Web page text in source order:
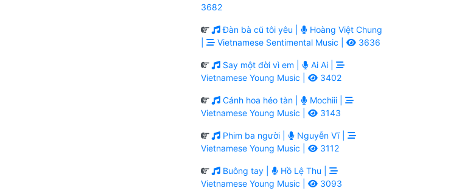
3682
Đàn bà cũ tôi yêu |
Hoàng Việt Chung
Vietnamese Sentimental Music | 3636
Say một đời vì em |
Ai Ai |
Vietnamese Young Music |
3402
Cánh hoa héo tàn |
Mochiii |
Vietnamese Young Music |
3143
Phim ba người |
Nguyễn Vĩ |
Vietnamese Young Music |
3112
Buông tay |
Hồ Lệ Thu |
Vietnamese Young Music |
3093